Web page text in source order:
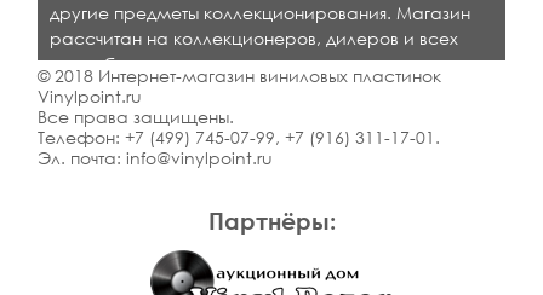
Партнёры:
другие предметы коллекционирования. Магазин
рассчитан на коллекционеров, дилеров и всех
кто любит качественную музыку.
© 2018 Интернет-магазин виниловых пластинок
Vinylpoint.ru
Все права защищены.
Телефон: +7 (499) 745-07-99, +7 (916) 311-17-01 .
Эл. почта: info@vinylpoint.ru